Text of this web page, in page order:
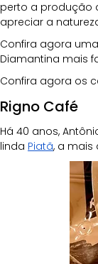
perto a produção
apreciar a
Confira agora
Diamantina mais
Confira agora os
Rigno Café
Há 40 anos,
linda Piatã, a mais